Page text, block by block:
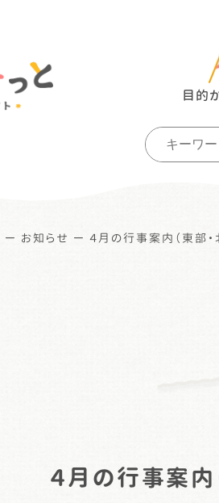
目的
ー お知らせ ー４月の行事案内（東部
４月の行事案内